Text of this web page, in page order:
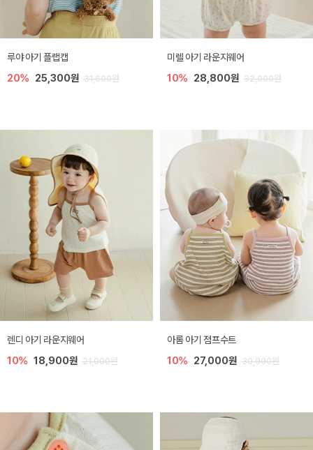
루야 아기 플랩캡
20% 25,300원 31,600원
미렐 아기 라운지웨어
10% 28,800원 32,000원
렌디 아기 라운지웨어
10% 18,900원 21,000원
아롬 아기 점프수트
10% 27,000원 30,000원